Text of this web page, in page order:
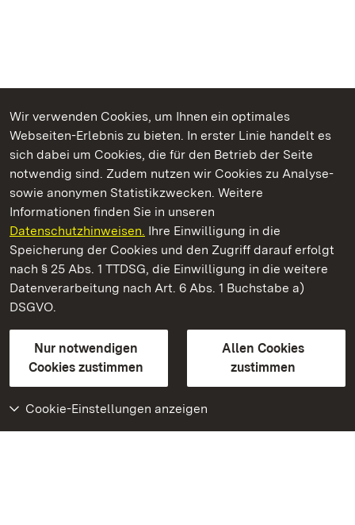
Wir verwenden Cookies, um Ihnen ein optimales
Webseiten-Erlebnis zu bieten. In erster Linie handelt es
sich dabei um Cookies, die für den Betrieb der Seite
notwendig sind. Zudem nutzen wir Cookies zu Analyse-
sowie anonymen Statistikzwecken. Weitere
Informationen finden Sie in unseren
Datenschutzhinweisen. Ihre Einwilligung in die
Speicherung der Cookies und den Zugriff darauf erfolgt
nach § 25 Abs. 1 TTDSG, die Einwilligung in die weitere
Datenverarbeitung nach Art. 6 Abs. 1 Buchstabe a)
DSGVO.
Nur notwendigen
Cookies zustimmen
Allen Cookies
zustimmen
Cookie-Einstellungen anzeigen
Kommen. Staunen. Genießen.
Staatliche Schlösser und Gärten Baden‑Württemberg
Staatliche Schlösser und Gärten Baden-Württemberg
Kontakt
GebärdenspracheLeichte Sprache
Erklärung zur Barrierefreiheit
BITV-konform (geprüfte Seiten)
Weiteres